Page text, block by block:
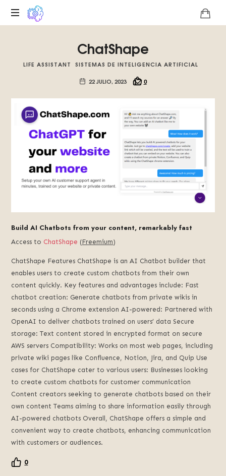
la
del
Basilisco
de
Roko,
la
inteligencia
artificial
del
ChatShape
LIFE ASSISTANT
SISTEMAS DE INTELIGENCIA ARTIFICIAL
22 JULIO, 2023
0
Build AI Chatbots from your content, remarkably fast
Access to ChatShape (Freemium)
ChatShape Features ChatShape is an AI Chatbot builder that
enables users to create custom chatbots from their own
content quickly. Key features and advantages include: Fast
chatbot creation: Generate chatbots from private wikis in
seconds using a Chrome extension AI-powered: Partnered with
OpenAI to deliver chatbots trained on users’ data Secure
storage: Text content stored in encrypted format on secure
AWS servers Compatibility: Works on most web pages, including
private wiki pages like Confluence, Notion, Jira, and Quip Use
cases for ChatShape cater to various users: Businesses looking
to create custom chatbots for customer communication
Content creators seeking to generate chatbots based on their
own content Teams aiming to share information easily through
AI-powered chatbots Overall, ChatShape offers a simple and
convenient way to create chatbots, enhancing communication
with customers or audiences.
0